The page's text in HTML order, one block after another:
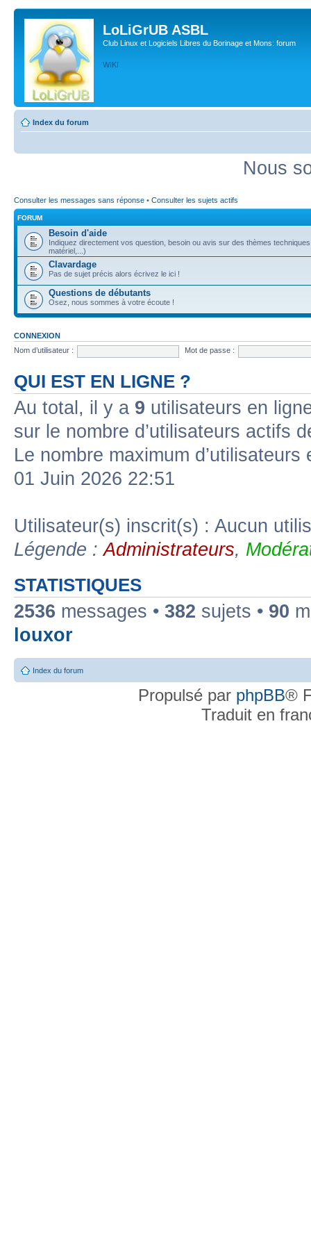
LoLiGrUB ASBL
Club Linux et Logiciels Libres du Borinage et Mons: forum
WIKI
Index du forum
Nous
Consulter les messages sans réponse • Consulter les sujets actifs
FORUM
Besoin d'aide
Indiquez directement vos question, besoin ou avis sur des thèmes
matériel,...)
Clavardage
Pas de sujet précis alors écrivez le ici !
Questions de débutants
Osez, nous sommes à votre écoute !
CONNEXION
Nom d’utilisateur :
Mot de passe :
QUI EST EN LIGNE ?
Au total, il y a 9 utilisateurs en
sur le nombre d’utilisateurs actifs
Le nombre maximum
01 Juin 2026 22:51
Utilisateur(s) inscrit(s) : Aucun
Légende :Administrateurs,
STATISTIQUES
2536 messages • 382 sujets • 90
louxor
Index du forum
Propulsé par phpBB®
Traduit en